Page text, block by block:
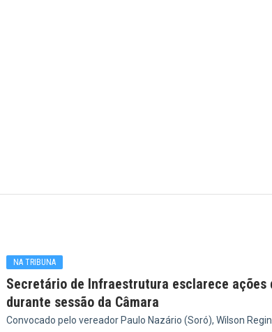
NA TRIBUNA
Secretário de Infraestrutura esclarece ações
durante sessão da Câmara
Convocado pelo vereador Paulo Nazário (Soró), Wilson